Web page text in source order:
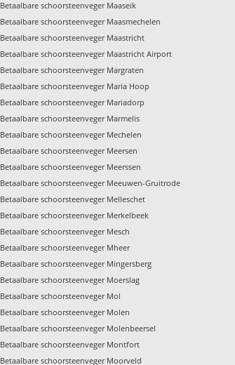
Betaalbare schoorsteenveger Maaseik
Betaalbare schoorsteenveger Maasmechelen
Betaalbare schoorsteenveger Maastricht
Betaalbare schoorsteenveger Maastricht Airport
Betaalbare schoorsteenveger Margraten
Betaalbare schoorsteenveger Maria Hoop
Betaalbare schoorsteenveger Mariadorp
Betaalbare schoorsteenveger Marmelis
Betaalbare schoorsteenveger Mechelen
Betaalbare schoorsteenveger Meersen
Betaalbare schoorsteenveger Meerssen
Betaalbare schoorsteenveger Meeuwen-Gruitrode
Betaalbare schoorsteenveger Melleschet
Betaalbare schoorsteenveger Merkelbeek
Betaalbare schoorsteenveger Mesch
Betaalbare schoorsteenveger Mheer
Betaalbare schoorsteenveger Mingersberg
Betaalbare schoorsteenveger Moerslag
Betaalbare schoorsteenveger Mol
Betaalbare schoorsteenveger Molen
Betaalbare schoorsteenveger Molenbeersel
Betaalbare schoorsteenveger Montfort
Betaalbare schoorsteenveger Moorveld